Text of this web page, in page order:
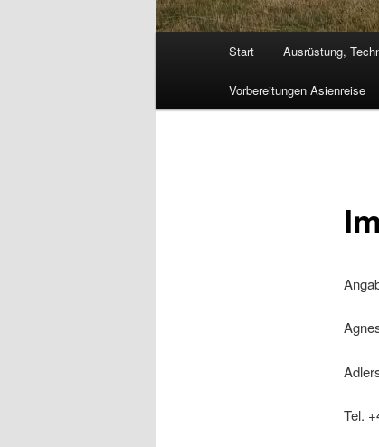
Start Ausrüstung,
Vorbereitungen Asienreise
Tel.